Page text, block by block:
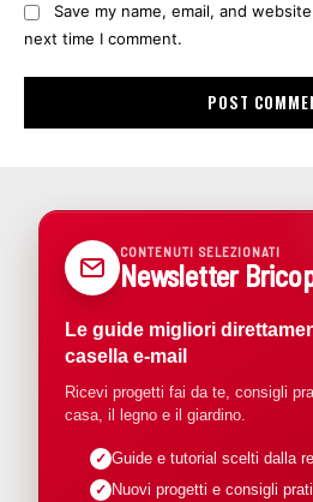
Save my name, email, and
next time I comment.
CONTENUTI SELEZIONATI
Newsletter
Le guide migliori
casella e-mail
Ricevi progetti fai da te, consigli
casa, il legno e il giardino.
Guide e tutorial scelti dalla
Nuovi progetti e consigli